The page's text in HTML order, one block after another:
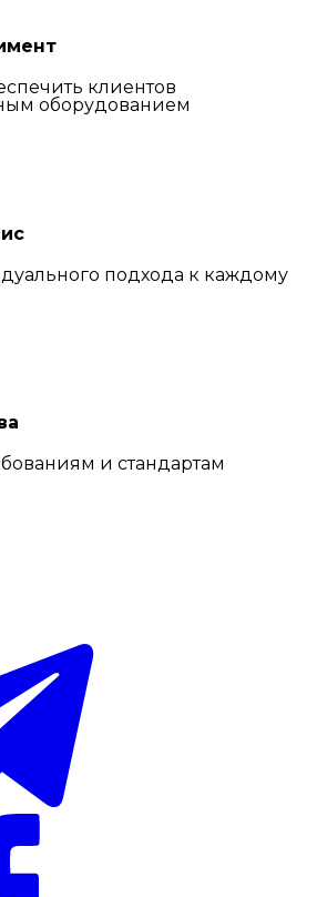
клиентов
оборудованием
подхода к каждому
и стандартам